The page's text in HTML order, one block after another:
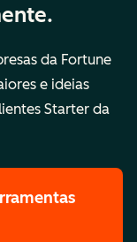
da Fortune
e ideias
Starter da